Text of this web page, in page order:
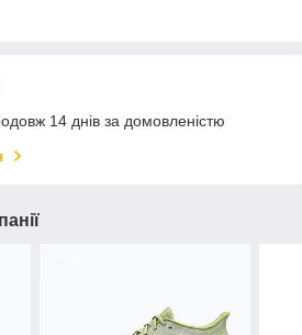
14 днів за домовленістю